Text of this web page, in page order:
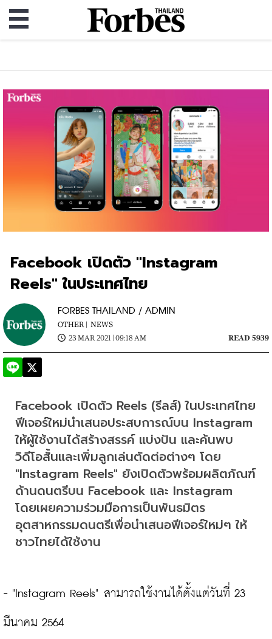
Facebook เปิดตัว "Instagram
Reels" ในประเทศไทย
FORBES THAILAND / ADMIN
OTHER | NEWS
23 MAR 2021 | 09:18 AM
READ 5939
Facebook เปิดตัว Reels (รีลส์) ในประเทศไทย
ฟีเจอร์ใหม่นำเสนอประสบการณ์บน Instagram
ให้ผู้ใช้งานได้สร้างสรรค์ แบ่งปัน และค้นพบ
วิดีโอสั้นและเพิ่มลูกเล่นตัดต่อต่างๆ โดย
"Instagram Reels" ยังเปิดตัวพร้อมผลิตภัณฑ์
ด้านดนตรีบน Facebook และ Instagram
โดยเผยความร่วมมือการเป็นพันธมิตร
อุตสาหกรรมดนตรีเพื่อนำเสนอฟีเจอร์ใหม่ๆ ให้
ชาวไทยได้ใช้งาน
- "Instagram Reels" สามารถใช้งานได้ตั้งแต่วันที่ 23
มีนาคม 2564